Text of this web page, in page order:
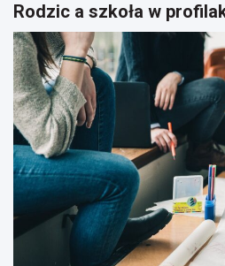
Rodzic a szkoła w